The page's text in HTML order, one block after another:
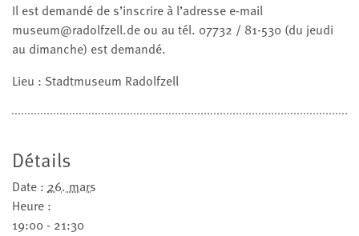
Il est demandé de s’inscrire à l’adresse e-mail
museum@radolfzell.de ou au tél. 07732 / 81-530 (du jeudi
au dimanche) est demandé.
Lieu : Stadtmuseum Radolfzell
Détails
Date : 26. mars
Heure :
19:00 - 21:30